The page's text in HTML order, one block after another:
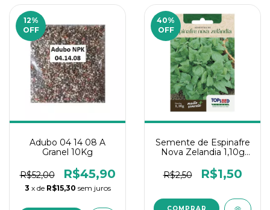
12%
OFF
Adubo 04 14 08 A
Granel 10Kg
R$52,00 R$45,90
3 x de R$15,30 sem juros
40%
OFF
Semente de Espinafre
Nova Zelandia 1,10g
R$2,50
R$1,50